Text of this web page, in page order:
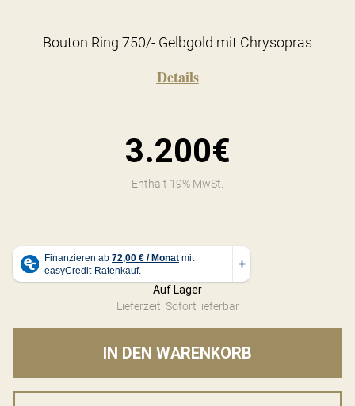
Bouton Ring 750/- Gelbgold mit Chrysopras
Details
3.200€
Enthält 19% MwSt.
Auf Lager
Lieferzeit: Sofort lieferbar
IN DEN WARENKORB